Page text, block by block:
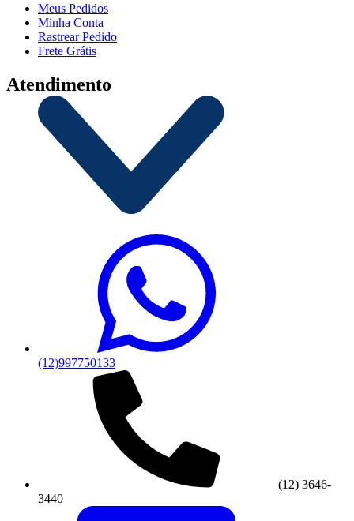
Meus Pedidos
Minha Conta
Rastrear Pedido
Frete Grátis
Atendimento
(12)997750133
(12) 3646-
3440